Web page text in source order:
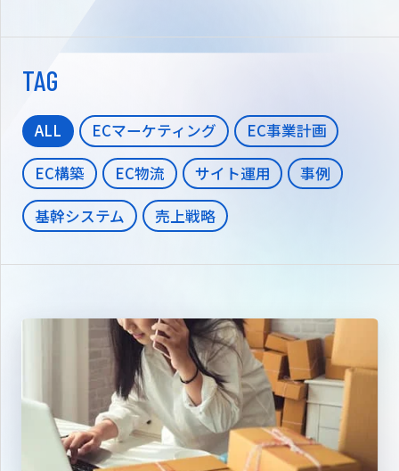
TAG
ALL ECマーケティング
EC事業計画
EC構築
EC物流 サイト運用
事例
基幹システム
売上戦略